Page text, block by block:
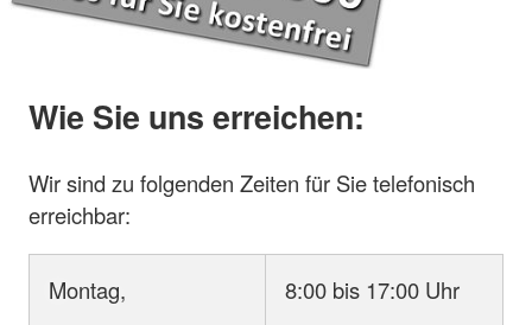
Wie Sie uns erreichen:
Wir sind zu folgenden Zeiten für Sie telefonisch
erreichbar:
Montag, 8:00 bis 17:00 Uhr